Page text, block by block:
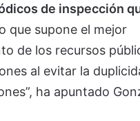
de inspección
que supone el mejor
de los recursos
al evitar la
ha apuntado